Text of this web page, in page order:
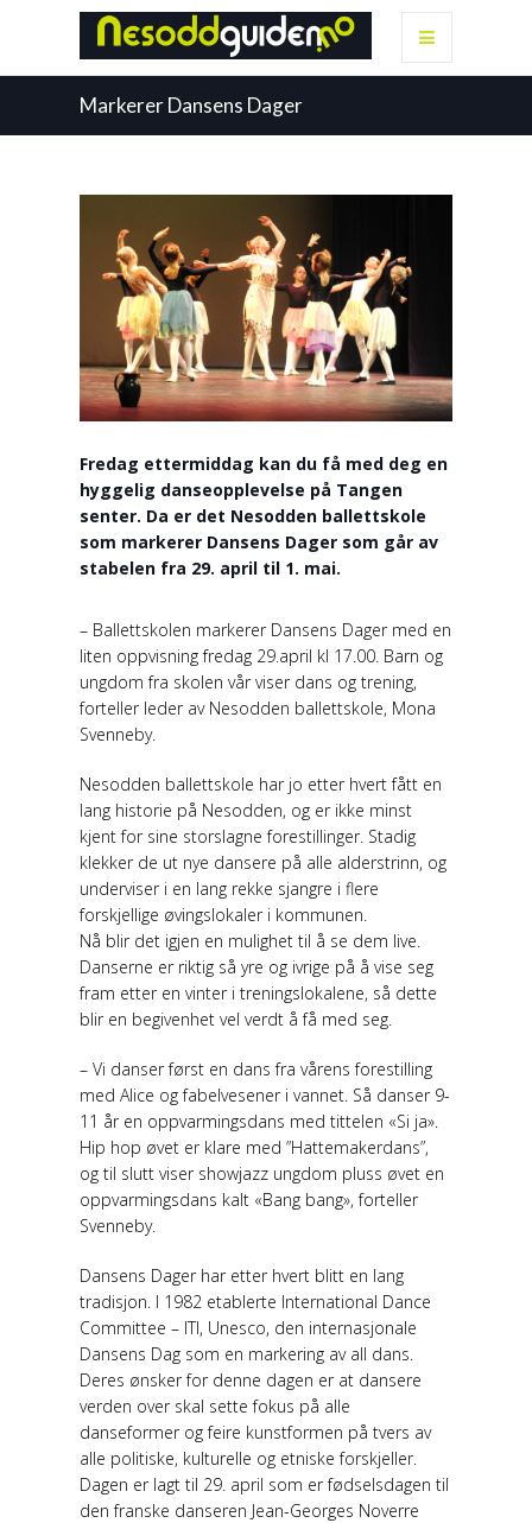
Markerer Dansens Dager
Fredag ettermiddag kan du få med deg en
hyggelig danseopplevelse på Tangen
senter. Da er det Nesodden ballettskole
som markerer Dansens Dager som går av
stabelen fra 29. april til 1. mai.
– Ballettskolen markerer Dansens Dager med en
liten oppvisning fredag 29.april kl 17.00. Barn og
ungdom fra skolen vår viser dans og trening,
forteller leder av Nesodden ballettskole, Mona
Svenneby.
Nesodden ballettskole har jo etter hvert fått en
lang historie på Nesodden, og er ikke minst
kjent for sine storslagne forestillinger. Stadig
klekker de ut nye dansere på alle alderstrinn, og
underviser i en lang rekke sjangre i flere
forskjellige øvingslokaler i kommunen.
Nå blir det igjen en mulighet til å se dem live.
Danserne er riktig så yre og ivrige på å vise seg
fram etter en vinter i treningslokalene, så dette
blir en begivenhet vel verdt å få med seg.
– Vi danser først en dans fra vårens forestilling
med Alice og fabelvesener i vannet. Så danser 9-
11 år en oppvarmingsdans med tittelen «Si ja».
Hip hop øvet er klare med ”Hattemakerdans”,
og til slutt viser showjazz ungdom pluss øvet en
oppvarmingsdans kalt «Bang bang», forteller
Svenneby.
Dansens Dager har etter hvert blitt en lang
tradisjon. I 1982 etablerte International Dance
Committee – ITI, Unesco, den internasjonale
Dansens Dag som en markering av all dans.
Deres ønsker for denne dagen er at dansere
verden over skal sette fokus på alle
danseformer og feire kunstformen på tvers av
alle politiske, kulturelle og etniske forskjeller.
Dagen er lagt til 29. april som er fødselsdagen til
den franske danseren Jean-Georges Noverre